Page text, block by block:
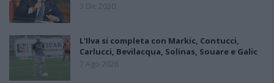
3 Dic 2020
L'Ilva si completa con Markic, Contucci,
Carlucci, Bevilacqua, Solinas, Souare e Galic
7 Ago 2026